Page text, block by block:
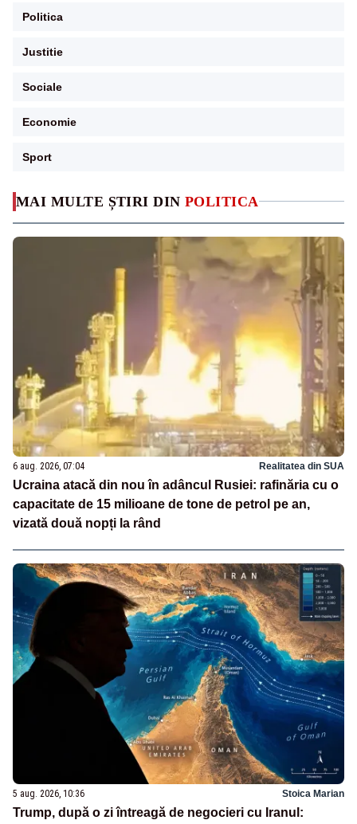
MAI MULTE ȘTIRI DIN POLITICA
6 aug. 2026, 07:04 Realitatea din SUA
Ucraina atacă din nou în adâncul Rusiei: rafinăria cu o
capacitate de 15 milioane de tone de petrol pe an,
vizată două nopți la rând
5 aug. 2026, 10:36 Stoica Marian
Trump, după o zi întreagă de negocieri cu Iranul:
Politica
Justitie
Sociale
Economie
Sport